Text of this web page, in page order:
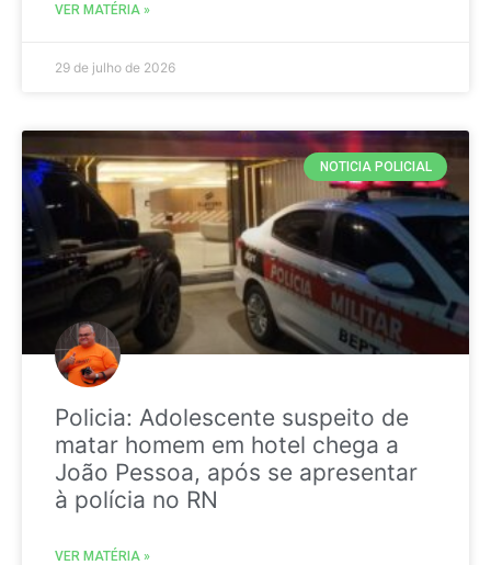
VER MATÉRIA »
29 de julho de 2026
NOTICIA POLICIAL
Policia: Adolescente suspeito de
matar homem em hotel chega a
João Pessoa, após se apresentar
à polícia no RN
VER MATÉRIA »